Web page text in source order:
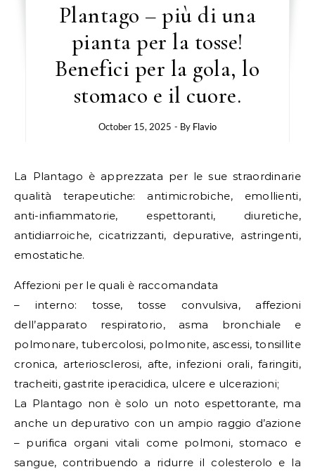
Plantago – più di una
pianta per la tosse!
Benefici per la gola, lo
stomaco e il cuore.
October 15, 2025 - By Flavio
La Plantago è apprezzata per le sue straordinarie
qualità terapeutiche: antimicrobiche, emollienti,
anti-infiammatorie, espettoranti, diuretiche,
antidiarroiche, cicatrizzanti, depurative, astringenti,
emostatiche.
Affezioni per le quali è raccomandata
– interno: tosse, tosse convulsiva, affezioni
dell’apparato respiratorio, asma bronchiale e
polmonare, tubercolosi, polmonite, ascessi, tonsillite
cronica, arteriosclerosi, afte, infezioni orali, faringiti,
tracheiti, gastrite iperacidica, ulcere e ulcerazioni;
La Plantago non è solo un noto espettorante, ma
anche un depurativo con un ampio raggio d’azione
– purifica organi vitali come polmoni, stomaco e
sangue, contribuendo a ridurre il colesterolo e la